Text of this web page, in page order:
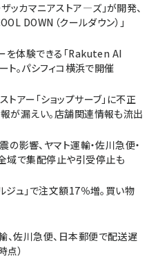
ッカマニアストア―ズ」が開発、
DOWN（クールダウン）」
を体験できる「Rakuten AI
。パシフィコ横浜で開催
アー「ショップサーブ」に不正
が漏えい。店舗関連情報も流出
影響、ヤマト運輸・佐川急便・
域で集配停止や引受停止も
ジュ」で注文額17％増。買い物
、佐川急便、日本郵便で配送遅
）